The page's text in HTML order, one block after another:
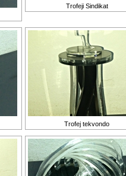
Trofeji Sindikat
Trofej tekvondo